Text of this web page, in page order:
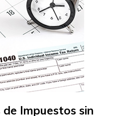
de Impuestos sin